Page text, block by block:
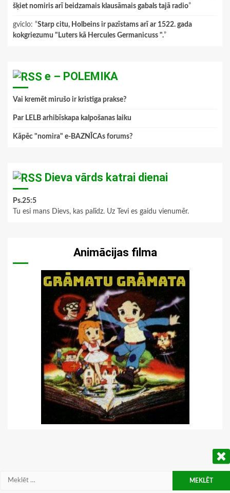
šķiet nomiris arī beidzamais klausāmais gabals tajā radio”
gviclo: “Starp citu, Holbeins ir pazīstams arī ar 1522. gada
kokgriezumu "Luters kā Hercules Germanicuss ".”
e – POLEMIKA
Vai kremēt mirušo ir kristīga prakse?
Par LELB arhibīskapa kalpošanas laiku
Kāpēc "nomira" e-BAZNĪCAs forums?
Dieva vārds katrai dienai
Ps.25:5
Tu esi mans Dievs, kas palīdz. Uz Tevi es gaidu vienumēr.
Animācijas filma
Meklēt: